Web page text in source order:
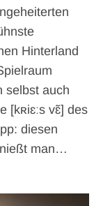
Hinterland
selbst auch
[kʀiɛːs vɛ͂] des
diesen
man…